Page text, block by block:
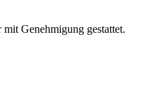
Genehmigung gestattet.